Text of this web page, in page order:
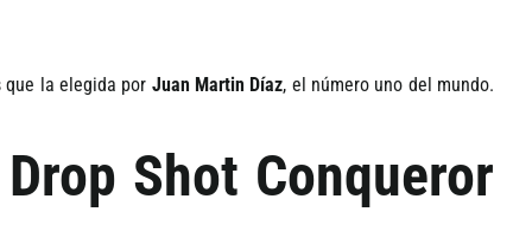
que la elegida por Juan Martin Dí­az, el número uno del mundo.
Shot Conqueror